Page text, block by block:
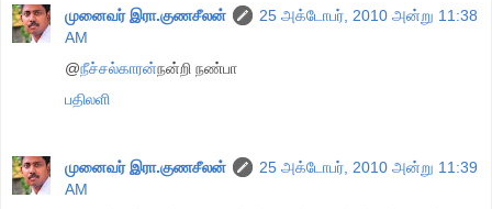
முனைவர் இரா.குணசீலன்
25 அக்டோபர், 2010 அன்று 11:38
AM
@நீச்சல்காரன்நன்றி நண்பா
பதிலளி
முனைவர் இரா.குணசீலன்
25 அக்டோபர், 2010 அன்று 11:39
AM